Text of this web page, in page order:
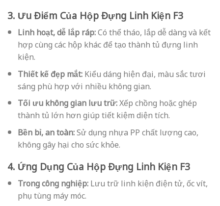
3. Ưu Điểm Của Hộp Đựng Linh Kiện F3
Linh hoạt, dễ lắp ráp:Có thể tháo, lắp dễ dàng và kết
hợp cùng các hộp khác để tạo thành tủ đựng linh
kiện.
Thiết kế đẹp mắt:Kiểu dáng hiện đại, màu sắc tươi
sáng phù hợp với nhiều không gian.
Tối ưu không gian lưu trữ:Xếp chồng hoặc ghép
thành tủ lớn hơn giúp tiết kiệm diện tích.
Bền bỉ, an toàn:Sử dụng nhựa PP chất lượng cao,
không gây hại cho sức khỏe.
4. Ứng Dụng Của Hộp Đựng Linh Kiện F3
Trong công nghiệp:Lưu trữ linh kiện điện tử, ốc vít,
phụ tùng máy móc.